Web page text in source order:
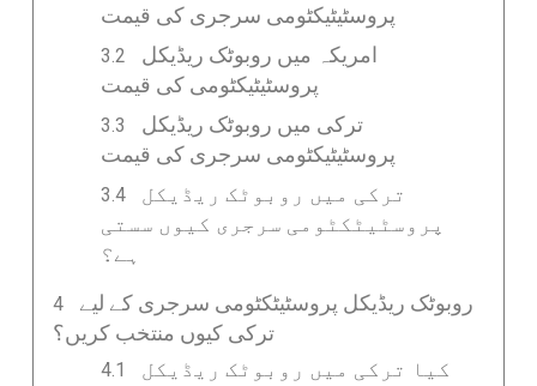
پروسٹیٹیکٹومی سرجری کی قیمت
امریکہ میں روبوٹک ریڈیکل
پروسٹیٹیکٹومی کی قیمت
ترکی میں روبوٹک ریڈیکل
پروسٹیٹیکٹومی سرجری کی قیمت
ترکی میں روبوٹک ریڈیکل
پروسٹیٹکٹومی سرجری کیوں سستی
ہے؟
روبوٹک ریڈیکل پروسٹیٹکٹومی سرجری کے لیے
ترکی کیوں منتخب کریں؟
کیا ترکی میں روبوٹک ریڈیکل